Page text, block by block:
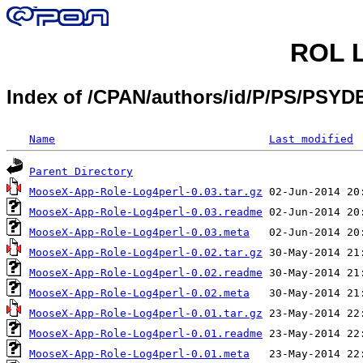
ROL
Index of /CPAN/authors/id/P/PS/
Name Last modified
Parent Directory
MooseX-App-Role-Log4perl-0.03.tar.gz
MooseX-App-Role-Log4perl-0.03.readme
MooseX-App-Role-Log4perl-0.03.meta
MooseX-App-Role-Log4perl-0.02.tar.gz
MooseX-App-Role-Log4perl-0.02.readme
MooseX-App-Role-Log4perl-0.02.meta
MooseX-App-Role-Log4perl-0.01.tar.gz
MooseX-App-Role-Log4perl-0.01.readme
MooseX-App-Role-Log4perl-0.01.meta